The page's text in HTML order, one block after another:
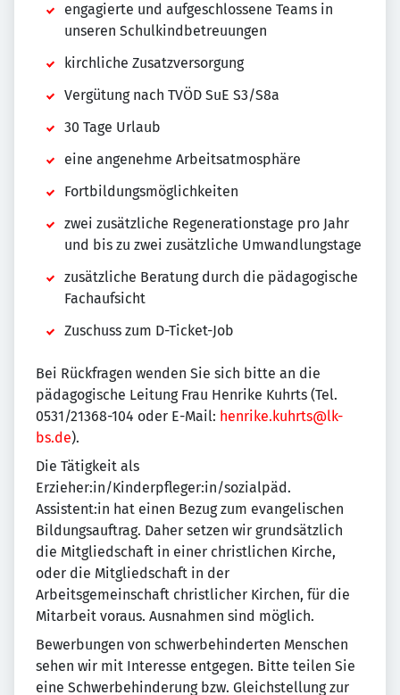
engagierte und aufgeschlossene Teams in
unseren Schulkindbetreuungen
kirchliche Zusatzversorgung
Vergütung nach TVÖD SuE S3/S8a
30 Tage Urlaub
eine angenehme Arbeitsatmosphäre
Fortbildungsmöglichkeiten
zwei zusätzliche Regenerationstage pro Jahr
und bis zu zwei zusätzliche Umwandlungstage
zusätzliche Beratung durch die pädagogische
Fachaufsicht
Zuschuss zum D-Ticket-Job
Bei Rückfragen wenden Sie sich bitte an die
pädagogische Leitung Frau Henrike Kuhrts (Tel.
0531/21368-104 oder E-Mail: henrike.kuhrts@lk-
bs.de).
Die Tätigkeit als
Erzieher:in/Kinderpfleger:in/sozialpäd.
Assistent:in hat einen Bezug zum evangelischen
Bildungsauftrag. Daher setzen wir grundsätzlich
die Mitgliedschaft in einer christlichen Kirche,
oder die Mitgliedschaft in der
Arbeitsgemeinschaft christlicher Kirchen, für die
Mitarbeit voraus. Ausnahmen sind möglich.
Bewerbungen von schwerbehinderten Menschen
sehen wir mit Interesse entgegen. Bitte teilen Sie
eine Schwerbehinderung bzw. Gleichstellung zur